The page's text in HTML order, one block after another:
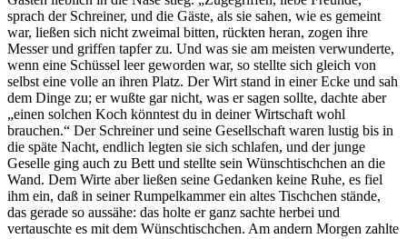
sprach der Schreiner, und die Gäste, als sie sahen, wie es gemeint
war, ließen sich nicht zweimal bitten, rückten heran, zogen ihre
Messer und griffen tapfer zu. Und was sie am meisten verwunderte,
wenn eine Schüssel leer geworden war, so stellte sich gleich von
selbst eine volle an ihren Platz. Der Wirt stand in einer Ecke und sah
dem Dinge zu; er wußte gar nicht, was er sagen sollte, dachte aber
„einen solchen Koch könntest du in deiner Wirtschaft wohl
brauchen.“ Der Schreiner und seine Gesellschaft waren lustig bis in
die späte Nacht, endlich legten sie sich schlafen, und der junge
Geselle ging auch zu Bett und stellte sein Wünschtischchen an die
Wand. Dem Wirte aber ließen seine Gedanken keine Ruhe, es fiel
ihm ein, daß in seiner Rumpelkammer ein altes Tischchen stände,
das gerade so aussähe: das holte er ganz sachte herbei und
vertauschte es mit dem Wünschtischchen. Am andern Morgen zahlte